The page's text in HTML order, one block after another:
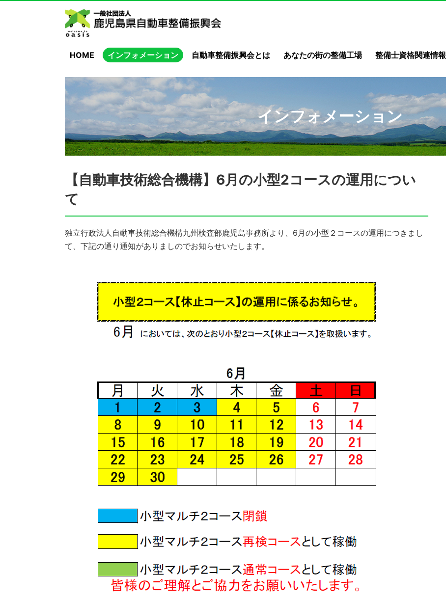
HOME インフォメーション 自動車整備振興会とは あなたの街の整備工場 整備士資格関連情報
インフォメーション
【自動車技術総合機構】6月の小型2コースの運用につい
て
独立行政法人自動車技術総合機構九州検査部鹿児島事務所より、6月の小型２コースの運用につきまし
て、下記の通り通知がありましのでお知らせいたします。